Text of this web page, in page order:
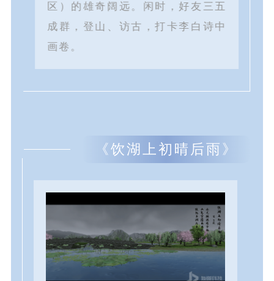
区）的雄奇阔远。闲时，好友三五
成群，登山、访古，打卡李白诗中
画卷。
《饮湖上初晴后雨》